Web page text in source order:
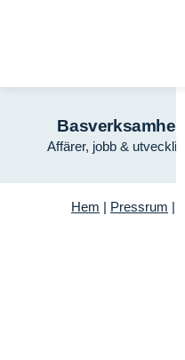
Basverksamhet
Affärer, jobb & utveckling
Hem | Pressrum |